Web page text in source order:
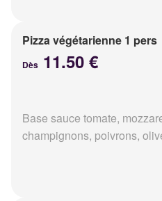
Pizza végétarienne 1 pers
Dès 11.50 €
Base sauce tomate,
champignons, poivrons,